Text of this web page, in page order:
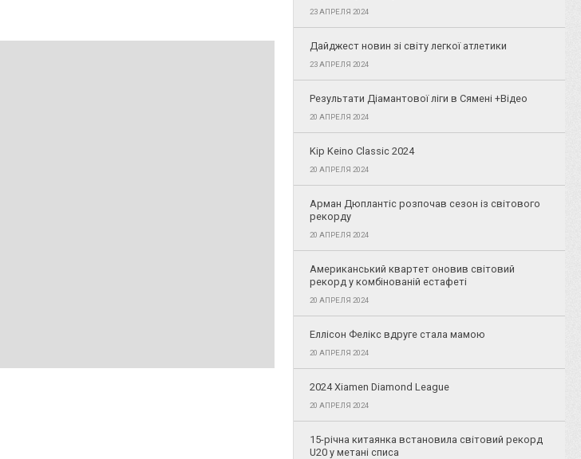
23 АПРЕЛЯ 2024
Дайджест новин зі світу легкої атлетики
23 АПРЕЛЯ 2024
Результати Діамантової ліги в Сямені +Відео
20 АПРЕЛЯ 2024
Kip Keino Classic 2024
20 АПРЕЛЯ 2024
Арман Дюплантіс розпочав сезон із світового
рекорду
20 АПРЕЛЯ 2024
Американський квартет оновив світовий
рекорд у комбінованій естафеті
20 АПРЕЛЯ 2024
Еллісон Фелікс вдруге стала мамою
20 АПРЕЛЯ 2024
2024 Xiamen Diamond League
20 АПРЕЛЯ 2024
15-річна китаянка встановила світовий рекорд
U20 у метані списа